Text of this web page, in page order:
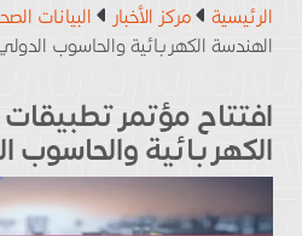
الرئيسية مركز الأخبار البيانات
الهندسة الكهربائية والحاسوب
افتتاح مؤتمر
الكهربائية والحاسوب